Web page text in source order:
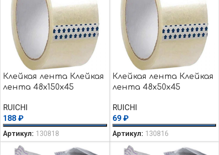
Клейкая лента Клейкая
лента 48х150х45
RUICHI
188 ₽
Артикул: 130818
Клейкая лента Клейкая
лента 48х50х45
RUICHI
69 ₽
Артикул: 130816